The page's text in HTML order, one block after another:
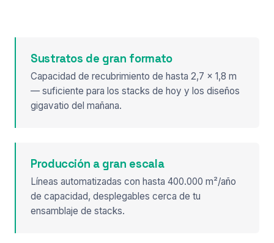
Sustratos de gran formato
Capacidad de recubrimiento de hasta 2,7 × 1,8 m
— suficiente para los stacks de hoy y los diseños
gigavatio del mañana.
Producción a gran escala
Líneas automatizadas con hasta 400.000 m²/año
de capacidad, desplegables cerca de tu
ensamblaje de stacks.